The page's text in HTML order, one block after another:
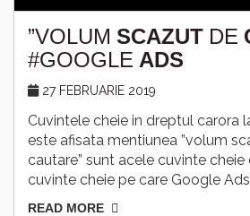
”VOLUM SCAZUT DE
#GOOGLE ADS
27 FEBRUARIE 2019
Cuvintele cheie in dreptul carora
este afisata mentiunea ”volum
cautare” sunt acele cuvinte cheie
cuvinte cheie pe care Google Ads
READ MORE